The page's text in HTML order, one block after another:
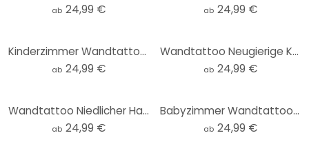
ab 24,99 € ab 24,99 €
Kinderzimmer Wandtattoo - Oliver Robins - Bunter Bauernhof mit Tieren - Rund
ab 24,99 €
Wandtattoo Neugierige Katze - Korenkova - Rund
ab 24,99 €
Wandtattoo Niedlicher Hase mit Kamillenblumen - Korenkova - Rund
ab 24,99 €
Babyzimmer Wandtattoo Oliver Robins - Arche Noah - Rund
ab 24,99 €